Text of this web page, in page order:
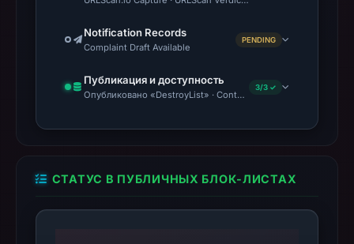
Notification Records
Complaint Draft Available
PENDING
Публикация и доступность
Опубликовано «DestroyList» · Content Observed Unavailable
3/3 ✓
СТАТУС В ПУБЛИЧНЫХ БЛОК-ЛИСТАХ